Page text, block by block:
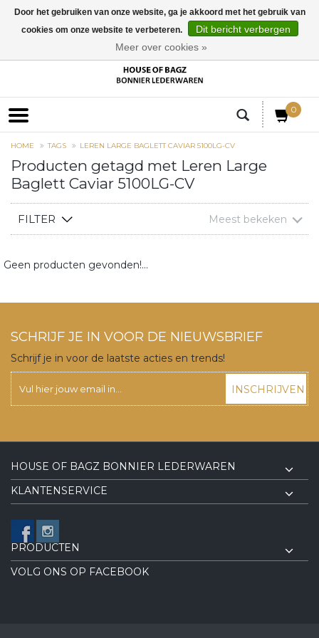
0
HOME TAGS LEREN LARGE BAGLETT CAVIAR 5100LG-CV
Producten getagd met Leren Large
Baglett Caviar 5100LG-CV
FILTER Meest bekeken
Geen producten gevonden!...
SCHRIJF JE IN VOOR DE NIEUWSBRIEF
Schrijf je in voor de laatste acties en trends!
INSCHRIJVEN
HOUSE OF BAGZ BONNIER LEDERWAREN
KLANTENSERVICE
PRODUCTEN
VOLG ONS OP FACEBOOK
Door het gebruiken van onze website, ga je akkoord met het gebruik van
cookies om onze website te verbeteren.
Dit bericht verbergen
Meer over cookies »